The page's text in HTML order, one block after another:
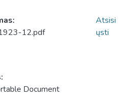
12.pdf
Document
Atsisi
ųsti